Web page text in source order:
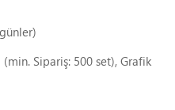
Sipariş: 500 set), Grafik